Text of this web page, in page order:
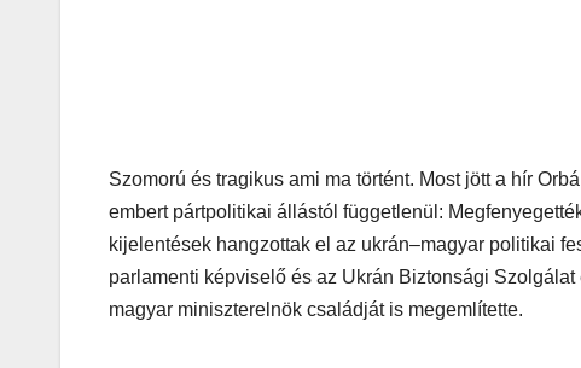
Szomorú és tragikus ami ma történt. Most jött a hír
embert pártpolitikai állástól függetlenül:
kijelentések hangzottak el az ukrán–magyar politikai
parlamenti képviselő és az Ukrán Biztonsági
magyar miniszterelnök családját is megemlítette.